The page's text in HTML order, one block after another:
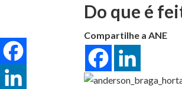
Do que é
Compartilhe a ANE